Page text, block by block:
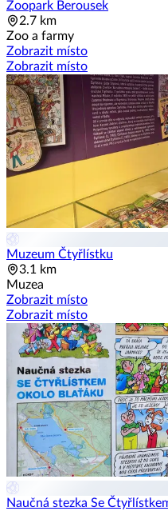
Zoopark Berousek
2.7 km
Zoo a farmy
Zobrazit místo
Zobrazit místo
Muzeum Čtyřlístku
3.1 km
Muzea
Zobrazit místo
Zobrazit místo
Naučná stezka Se